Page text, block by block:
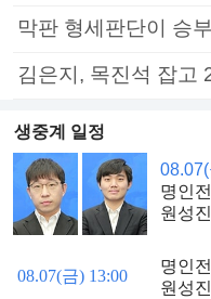
막판 형세판단이 승
김은지, 목진석 잡고
생중계 일정
명인
원성
08.07(금) 13:00
명인
원성